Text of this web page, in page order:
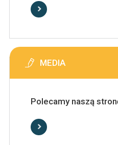
MEDIA
Polecamy naszą